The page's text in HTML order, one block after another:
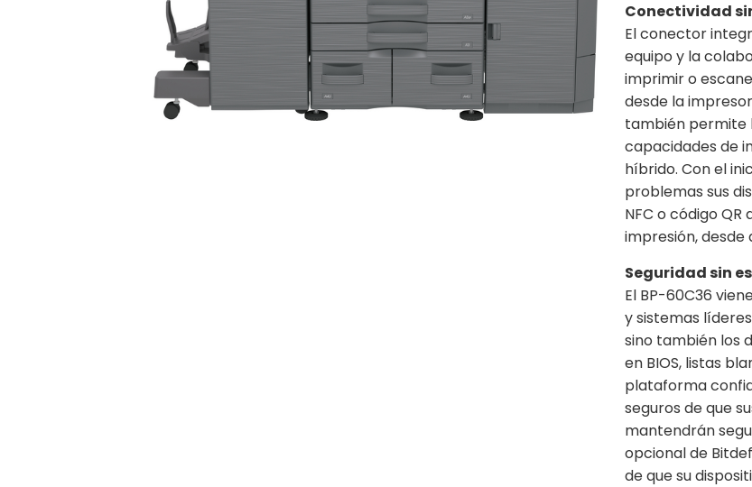
Conectividad
El conector
equipo y la
imprimir o
desde la
también permite
capacidades de
híbrido. Con el
problemas sus
NFC o código
impresión, desde
Seguridad sin
El BP-60C36
y sistemas
sino también los
en BIOS, listas
plataforma
seguros de que
mantendrán
opcional de
de que su